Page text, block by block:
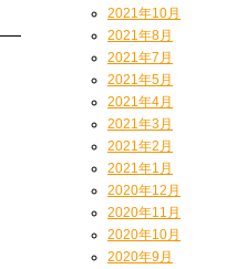
2021年10月
2021年8月
2021年7月
2021年5月
2021年4月
2021年3月
2021年2月
2021年1月
2020年12月
2020年11月
2020年10月
2020年9月